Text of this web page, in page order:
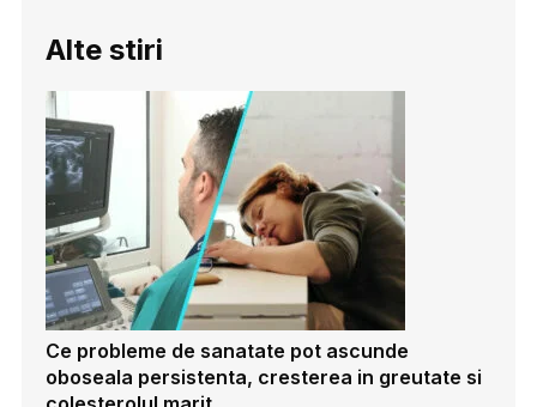
Alte stiri
Ce probleme de sanatate pot ascunde
oboseala persistenta, cresterea in greutate si